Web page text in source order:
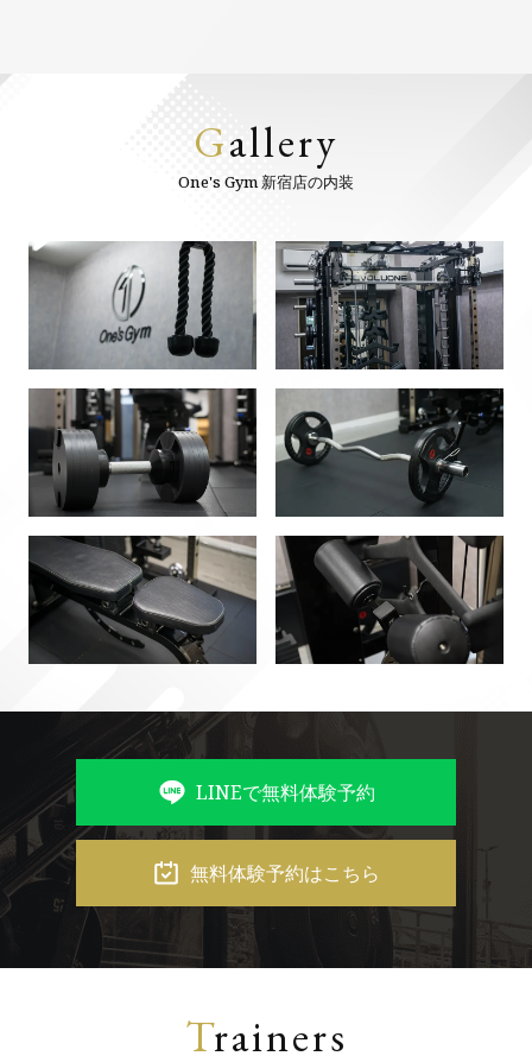
Gallery
One's Gym 新宿店の内装
LINEで無料体験予約
無料体験予約はこちら
Trainers